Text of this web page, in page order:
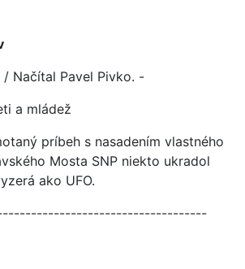
/ Načítal Pavel Pivko. -
a mládež
príbeh s nasadením vlastného
Mosta SNP niekto ukradol
ako UFO.